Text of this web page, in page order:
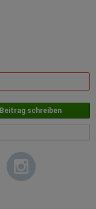
Beitrag schreiben